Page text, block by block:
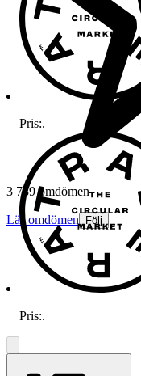
3 789 omdömen
Läs omdömen Följ
Pris:.
Pris:.